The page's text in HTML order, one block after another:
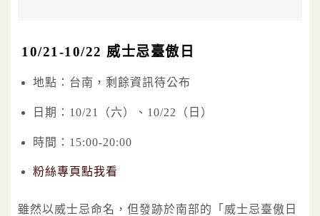
10/21-10/22 威士忌臺傲日
地點：台南，剩餘資訊待公布
日期：10/21（六）、10/22（日）
時間：15:00-20:00
粉絲專頁點我看
雖然以威士忌命名，但發跡於南部的「威士忌臺傲日